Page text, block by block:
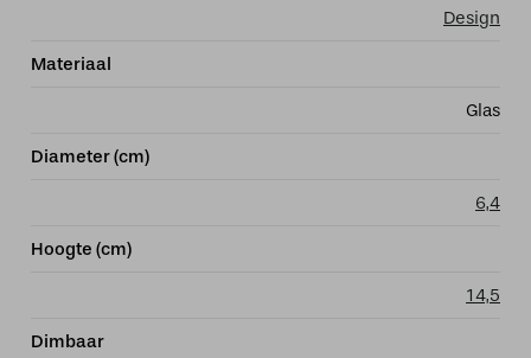
Design
Materiaal
Glas
Diameter (cm)
6,4
Hoogte (cm)
14,5
Dimbaar